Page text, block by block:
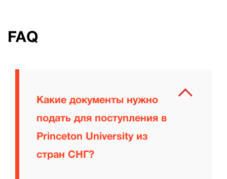
FAQ
Какие документы нужно
подать для поступления в
Princeton University из
стран СНГ?